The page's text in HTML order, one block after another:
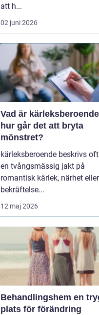
att h...
02 juni 2026
Vad är kärleksberoende
hur går det att bryta
mönstret?
kärleksberoende beskrivs
en tvångsmässig jakt på
romantisk kärlek, närhet eller
bekräftelse...
12 maj 2026
Behandlingshem en trygg
plats för förändring